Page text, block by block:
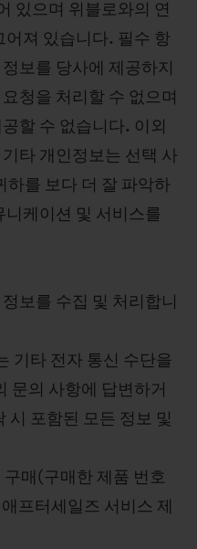
있으며 위블로와의 연
어져 있습니다. 필수 항
보를 당사에 제공하지
청을 처리할 수 없으며
할 수 없습니다. 이외
타 개인정보는 선택 사
하를 보다 더 잘 파악하
니케이션 및 서비스를
보를 수집 및 처리합니
기타 전자 통신 수단을
문의 사항에 답변하거
시 포함된 모든 정보 및
매(구매한 제품 번호
프터세일즈 서비스 제